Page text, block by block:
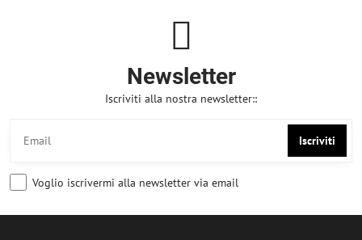
Newsletter
Iscriviti alla nostra newsletter::
Iscriviti
Voglio iscrivermi alla newsletter via email